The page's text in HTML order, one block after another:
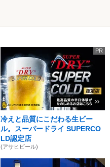
PR
冷えと品質にこだわる生ビー
ル。スーパードライ SUPERCO
LD認定店
(アサヒビール)